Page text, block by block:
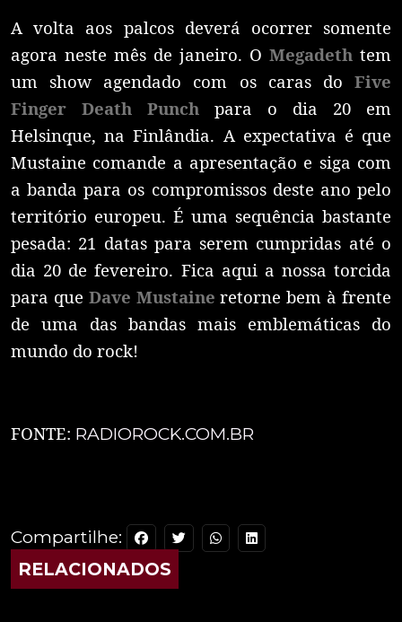
A volta aos palcos deverá ocorrer somente
agora neste mês de janeiro. O Megadeth tem
um show agendado com os caras do Five
Finger Death Punch para o dia 20 em
Helsinque, na Finlândia. A expectativa é que
Mustaine comande a apresentação e siga com
a banda para os compromissos deste ano pelo
território europeu. É uma sequência bastante
pesada: 21 datas para serem cumpridas até o
dia 20 de fevereiro. Fica aqui a nossa torcida
para que Dave Mustaine retorne bem à frente
de uma das bandas mais emblemáticas do
mundo do rock!
FONTE: RADIOROCK.COM.BR
Compartilhe:
RELACIONADOS